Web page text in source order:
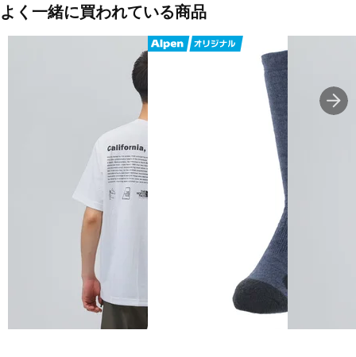
よく一緒に買われている商品